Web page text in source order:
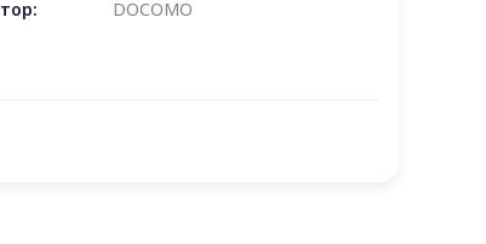
DOCOMO